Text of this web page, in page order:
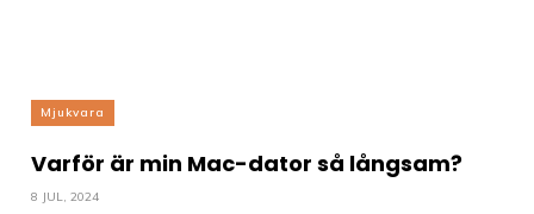
Mjukvara
Varför är min Mac-dator så långsam?
8 JUL, 2024